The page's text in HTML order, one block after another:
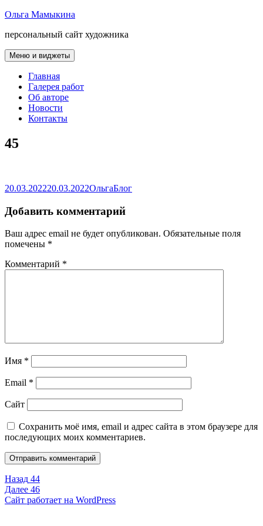
Перейти
содержимому
Ольга Мамыкина
персональный сайт художника
Меню и виджеты
Главная
Галерея работ
Об авторе
Новости
Контакты
45
Опубликовано
20.03.202220.03.2022Автор
ОльгаРубрики
Блог
Добавить комментарий
Ваш адрес email не будет опубликован. Обязательные поля
помечены *
Комментарий *
Имя *
Email *
Сайт
Сохранить моё имя, email и адрес сайта в этом браузере для
последующих моих комментариев.
Навигация
по
Назад Предыдущая
запись:
44
Далее Следующая
запись:
46
Сайт работает на WordPress